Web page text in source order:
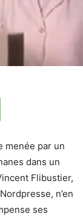
menée par un
dans un
Flibustier,
n’en
ses